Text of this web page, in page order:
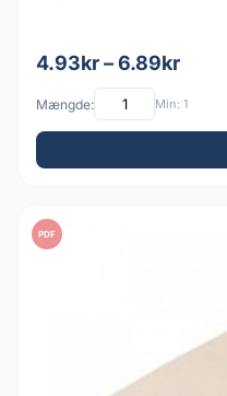
4.93kr – 6.89kr
Mængde: Min: 1
PDF